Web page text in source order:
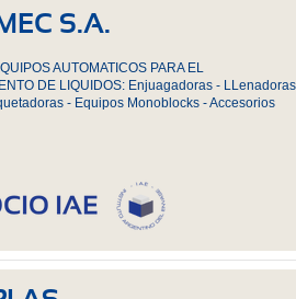
S.A.
AUTOMATICOS PARA EL
DE LIQUIDOS: Enjuagadoras -
- Equipos Monoblocks - Accesorios